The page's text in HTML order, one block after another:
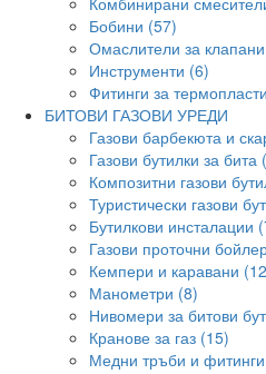
Бобини (57)
Омаслители за
Инструменти (6)
Фитинги за
БИТОВИ ГАЗОВИ УРЕДИ
Газови барбекюта и
Газови бутилки за бита
Композитни газови
Туристически газови
Бутилкови инсталации
Газови проточни
Кемпери и каравани
Манометри (8)
Нивомери за битови
Кранове за газ (15)
Медни тръби и